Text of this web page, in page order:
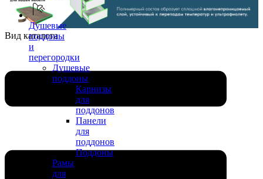
Душевые
поддоны
и
перегородки
Душевые
поддоны
Карнизы
для
поддонов
Панели
для
поддонов
Поддоны
Рамы
для
Вид каталога